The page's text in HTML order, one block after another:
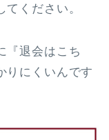
ください。
『退会はこち
りにくいんです